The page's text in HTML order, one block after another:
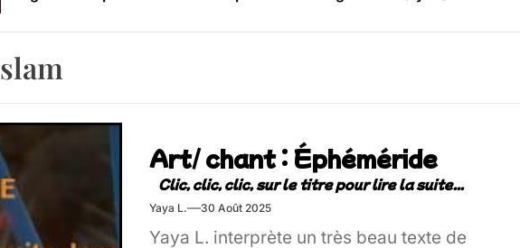
Retrouvez-nous au Bos’Tock Festival – Samedi 18 juillet (Vaulx-en-Velin)
slam
Art/ chant : Éphéméride
Yaya L. 30 Août 2025
Yaya L. interprète un très beau texte de